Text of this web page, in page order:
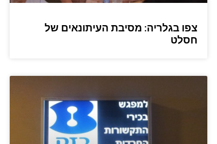
צפו בגלריה: מסיבת העיתונאים של
חסלט